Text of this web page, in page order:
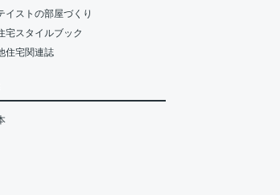
イストの部屋づくり
宅スタイルブック
住宅関連誌